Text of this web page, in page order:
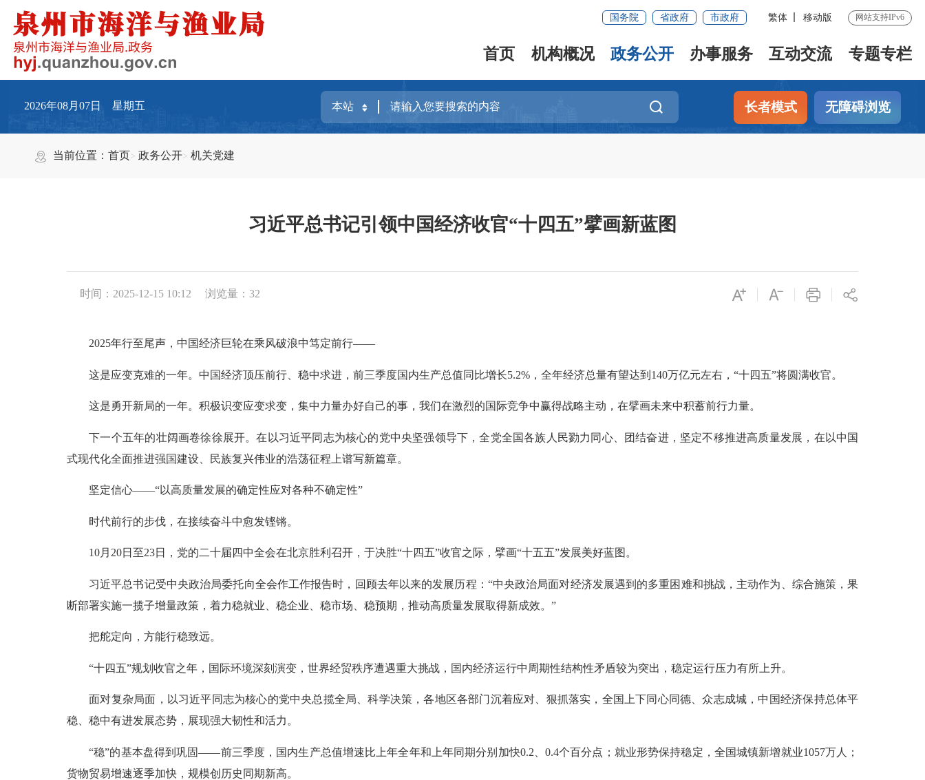
国务院 省政府 市政府 繁体 移动版 网站支持IPv6
首页 机构概况 政务公开 办事服务 互动交流 专题专栏
2026年08月07日 星期五 长者模式 无障碍浏览
当前位置：首页 政务公开 机关党建
习近平总书记引领中国经济收官“十四五”擘画新蓝图
时间：2025-12-15 10:12 浏览量： 32
2025年行至尾声，中国经济巨轮在乘风破浪中笃定前行——
这是应变克难的一年。中国经济顶压前行、稳中求进，前三季度国内生产总值同比增长5.2%，全年经济总量有望达到140万亿元左右，“十四五”将圆满收官。
这是勇开新局的一年。积极识变应变求变，集中力量办好自己的事，我们在激烈的国际竞争中赢得战略主动，在擘画未来中积蓄前行力量。
下一个五年的壮阔画卷徐徐展开。在以习近平同志为核心的党中央坚强领导下，全党全国各族人民勠力同心、团结奋进，坚定不移推进高质量发展，在以中国
式现代化全面推进强国建设、民族复兴伟业的浩荡征程上谱写新篇章。
坚定信心——“以高质量发展的确定性应对各种不确定性”
时代前行的步伐，在接续奋斗中愈发铿锵。
10月20日至23日，党的二十届四中全会在北京胜利召开，于决胜“十四五”收官之际，擘画“十五五”发展美好蓝图。
习近平总书记受中央政治局委托向全会作工作报告时，回顾去年以来的发展历程：“中央政治局面对经济发展遇到的多重困难和挑战，主动作为、综合施策，果
断部署实施一揽子增量政策，着力稳就业、稳企业、稳市场、稳预期，推动高质量发展取得新成效。”
把舵定向，方能行稳致远。
“十四五”规划收官之年，国际环境深刻演变，世界经贸秩序遭遇重大挑战，国内经济运行中周期性结构性矛盾较为突出，稳定运行压力有所上升。
面对复杂局面，以习近平同志为核心的党中央总揽全局、科学决策，各地区各部门沉着应对、狠抓落实，全国上下同心同德、众志成城，中国经济保持总体平
稳、稳中有进发展态势，展现强大韧性和活力。
“稳”的基本盘得到巩固——前三季度，国内生产总值增速比上年全年和上年同期分别加快0.2、0.4个百分点；就业形势保持稳定，全国城镇新增就业1057万人；
货物贸易增速逐季加快，规模创历史同期新高。